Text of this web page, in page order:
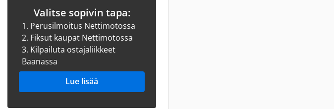
Valitse sopivin tapa:
1. Perusilmoitus Nettimotossa
2. Fiksut kaupat Nettimotossa
3. Kilpailuta ostajaliikkeet
Baanassa
Lue lisää